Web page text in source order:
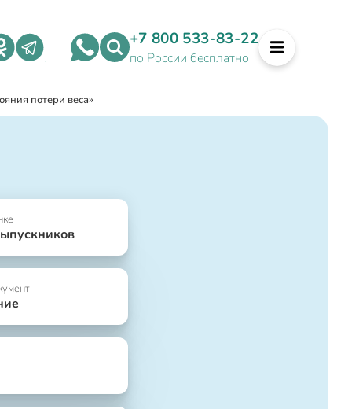
+7 800 533-83-22
по России бесплатно
потери веса»